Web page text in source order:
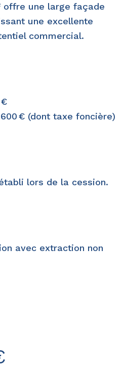
offre une large façade
une excellente
commercial.
€ (dont taxe foncière)
lors de la cession.
avec extraction non